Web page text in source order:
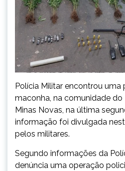
Polícia Militar encontrou uma
maconha, na comunidade do
Minas Novas, na última
informação foi divulgada
pelos militares.
Segundo informações da
denúncia uma operação